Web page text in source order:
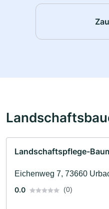
Landschaftspflege-
Eichenweg 7, 73660
0.0
(0)